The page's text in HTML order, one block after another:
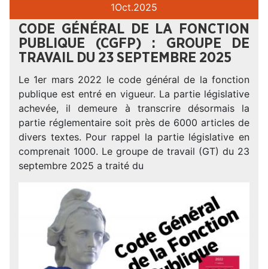
1Oct.2025
CODE GÉNÉRAL DE LA FONCTION
PUBLIQUE (CGFP) : GROUPE DE
TRAVAIL DU 23 SEPTEMBRE 2025
Le 1er mars 2022 le code général de la fonction
publique est entré en vigueur. La partie législative
achevée, il demeure à transcrire désormais la
partie réglementaire soit près de 6000 articles de
divers textes. Pour rappel la partie législative en
comprenait 1000. Le groupe de travail (GT) du 23
septembre 2025 a traité du